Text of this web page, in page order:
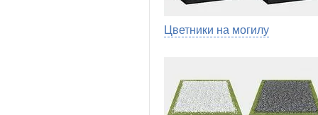
Цветники на могилу